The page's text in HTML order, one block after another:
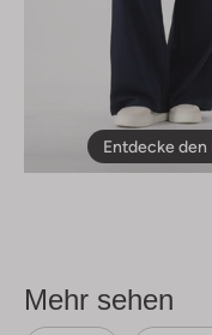
Entdecke den
Mehr sehen